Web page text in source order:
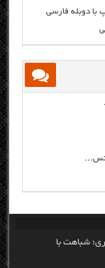
با دوبله فارسی
شباهت با